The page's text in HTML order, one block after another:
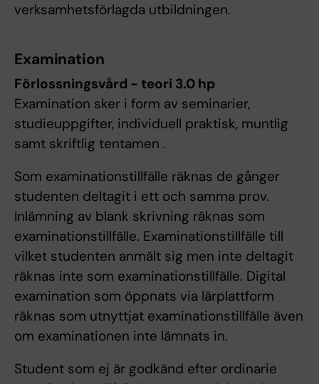
verksamhetsförlagda utbildningen.
Examination
Förlossningsvård - teori 3.0 hp
Examination sker i form av seminarier,
studieuppgifter, individuell praktisk, muntlig
samt skriftlig tentamen .
Som examinationstillfälle räknas de gånger
studenten deltagit i ett och samma prov.
Inlämning av blank skrivning räknas som
examinationstillfälle. Examinationstillfälle till
vilket studenten anmält sig men inte deltagit
räknas inte som examinationstillfälle. Digital
examination som öppnats via lärplattform
räknas som utnyttjat examinationstillfälle även
om examinationen inte lämnats in.
Student som ej är godkänd efter ordinarie